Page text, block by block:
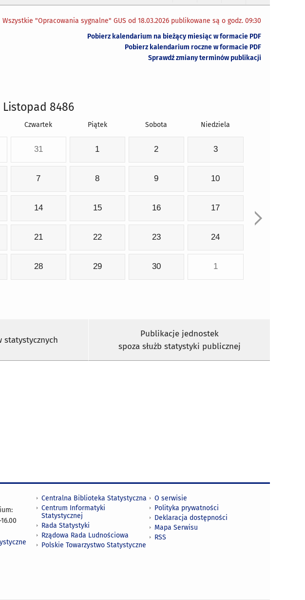
Wszystkie "Opracowania sygnalne" GUS od 18.03.2026 publikowane są o godz. 09:30
Pobierz kalendarium na bieżący miesiąc w formacie PDF
Pobierz kalendarium roczne w formacie PDF
Sprawdź zmiany terminów publikacji
Listopad 8486
Czwartek Piątek Sobota Niedziela
31 1 2 3
7 8 9 10
14 15 16 17
21 22 23 24
28 29 30 1
statystycznych
Publikacje jednostek
spoza służb statystyki publicznej
16.00
Centralna Biblioteka Statystyczna
Centrum Informatyki
Statystycznej
Rada Statystyki
Rządowa Rada Ludnościowa
Polskie Towarzystwo Statystyczne
O serwisie
Polityka prywatności
Deklaracja dostępności
Mapa Serwisu
RSS